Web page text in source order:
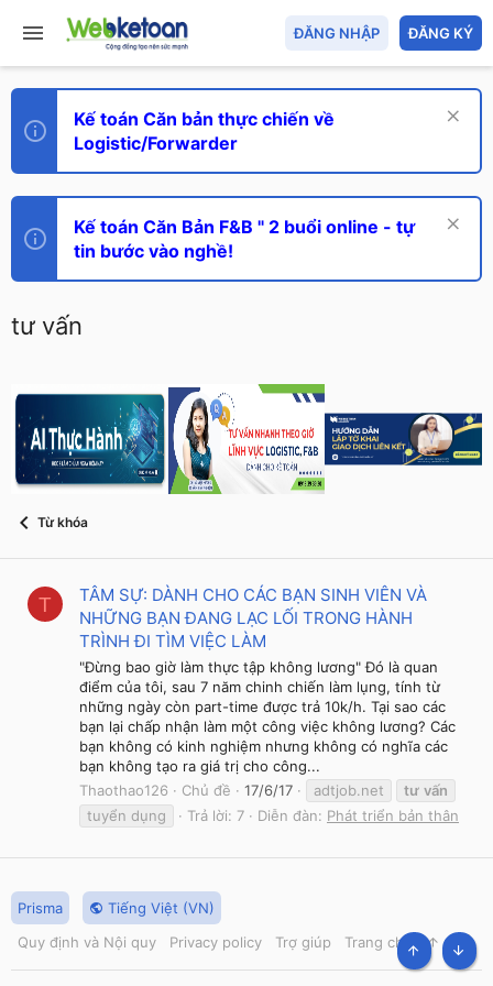
ĐĂNG NHẬP ĐĂNG KÝ
Kế toán Căn bản thực chiến về
Logistic/Forwarder
Kế toán Căn Bản F&B " 2 buổi online - tự
tin bước vào nghề!
tư vấn
Từ khóa
T
TÂM SỰ: DÀNH CHO CÁC BẠN SINH VIÊN VÀ
NHỮNG BẠN ĐANG LẠC LỐI TRONG HÀNH
TRÌNH ĐI TÌM VIỆC LÀM
"Đừng bao giờ làm thực tập không lương" Đó là quan
điểm của tôi, sau 7 năm chinh chiến làm lụng, tính từ
những ngày còn part-time được trả 10k/h. Tại sao các
bạn lại chấp nhận làm một công việc không lương? Các
bạn không có kinh nghiệm nhưng không có nghĩa các
bạn không tạo ra giá trị cho công...
Thaothao126
Chủ đề 17/6/17 adtjob.net tư vấn
tuyển dụng
Trả lời: 7 Diễn đàn: Phát triển bản thân
Prisma
Tiếng Việt (VN)
Quy định và Nội quy
Privacy policy Trợ giúp Trang chủ
R
S
TOP